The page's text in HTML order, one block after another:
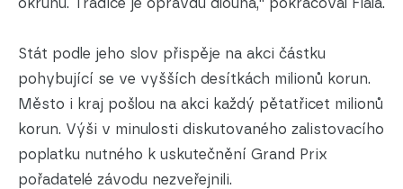
Stát podle jeho slov přispěje na akci částku
pohybující se ve vyšších desítkách milionů korun.
Město i kraj pošlou na akci každý pětatřicet milionů
korun. Výši v minulosti diskutovaného zalistovacího
poplatku nutného k uskutečnění Grand Prix
pořadatelé závodu nezveřejnili.